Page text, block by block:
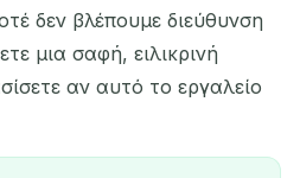
δεν βλέπουμε διεύθυνση
μια σαφή, ειλικρινή
αν αυτό το εργαλείο